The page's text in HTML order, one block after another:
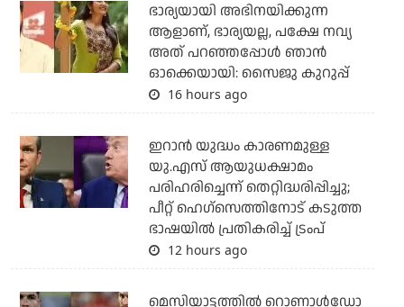
ഭാര്യയായി അഭിനയിക്കുന്ന
ആളാണ്, ഭാര്യയല്ല, പക്ഷേ നവ്യ
അത് പറഞ്ഞപ്പോള്‍ ഞാന്‍
ഓക്കെയായി: സൈജു കുറുപ്പ്
16 hours ago
ഇറാന്‍ യുദ്ധം കാരണമുള്ള
യു.എസ് ആയുധക്ഷാമം
പരിഹരിച്ചെന്ന് തെറ്റിദ്ധരിപ്പിച്ചു;
പീറ്റ് ഹെഗ്‌സെത്തിനോട് കടുത്ത
ഭാഷയില്‍ പ്രതികരിച്ച് ട്രംപ്
12 hours ago
മെസിയാട്ടത്തില്‍ റൊണാള്‍ഡോ